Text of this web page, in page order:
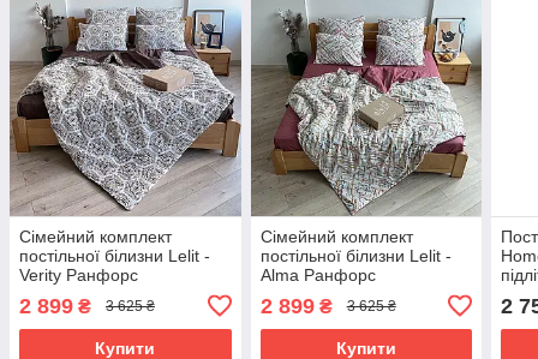
Сімейний комплект
постільної білизни Lelit -
Verity Ранфорс
2 899 ₴ 3 625 ₴
Купити
Сімейний комплект
постільної білизни Lelit -
Alma Ранфорс
2 899₴ 3 625 ₴
Купити
2